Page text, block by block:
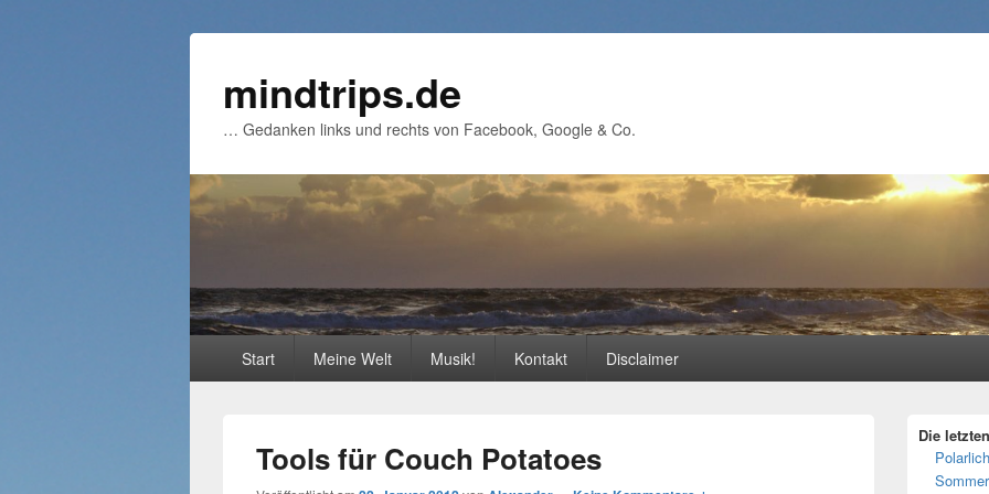
mindtrips.de
… Gedanken links und rechts von Facebook, Google & Co.
Start Meine Welt Musik! Kontakt Disclaimer
Tools für Couch Potatoes
Seitenleisten-
Die